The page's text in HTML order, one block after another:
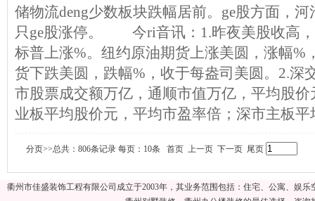
储物流deng少数板块跌幅居前。ge股方面，
只ge股涨停。 今ri音讯：1.昨夜美股收高，
标普上涨%。纽约原油期货上涨美圆，涨幅%
货下跌美圆，跌幅%，收于每盎司美圆。2.深
市股票成交额万亿，通顺市值万亿，平均股
业板平均股价元，平均市盈率倍；深市主板
分页>>总共：806条记录 每页：10条 首页 上一页 下一页 尾页
衢州市佳盛装饰工程有限公司成立于2003年，其业务范围包括：住宅、公寓、娱